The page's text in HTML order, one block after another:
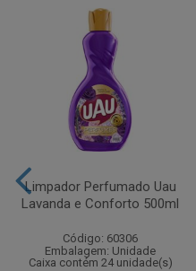
Limpador Perfumado Uau
Lavanda e Conforto 500ml
Código: 60306
Embalagem: Unidade
Caixa contém 24 unidade(s)